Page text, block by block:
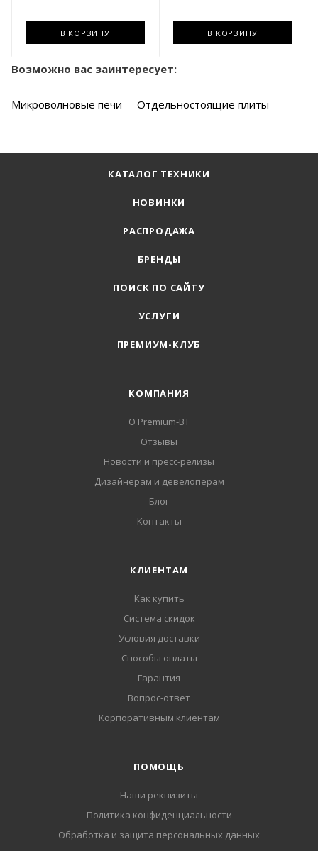
В КОРЗИНУ В КОРЗИНУ
Возможно вас заинтересует:
Микроволновые печи Отдельностоящие плиты
КАТАЛОГ ТЕХНИКИ
НОВИНКИ
РАСПРОДАЖА
БРЕНДЫ
ПОИСК ПО САЙТУ
УСЛУГИ
ПРЕМИУМ-КЛУБ
КОМПАНИЯ
О Premium-BT
Отзывы
Новости и пресс-релизы
Дизайнерам и девелоперам
Блог
Контакты
КЛИЕНТАМ
Как купить
Система скидок
Условия доставки
Способы оплаты
Гарантия
Вопрос-ответ
Корпоративным клиентам
ПОМОЩЬ
Наши реквизиты
Политика конфиденциальности
Обработка и защита персональных данных